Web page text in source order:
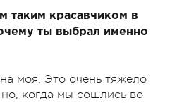
таким красавчиком в
ты выбрал именно
моя. Это очень тяжело
когда мы сошлись во